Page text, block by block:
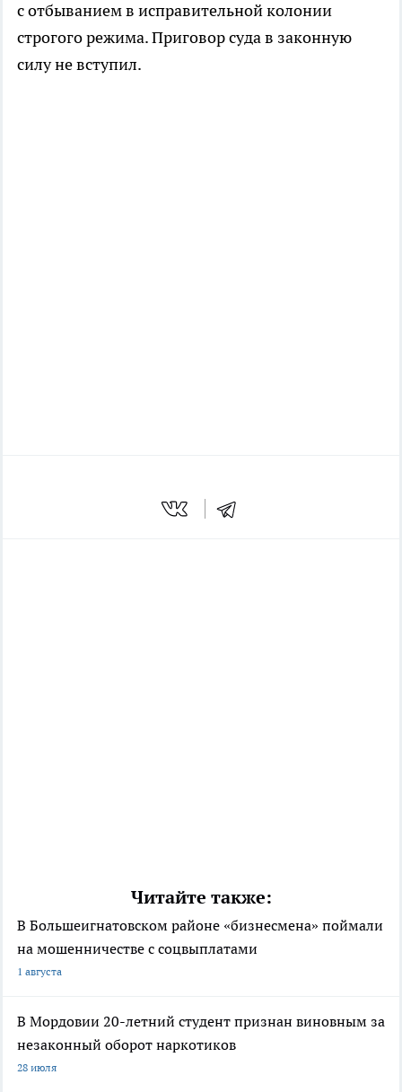
с отбыванием в исправительной колонии
строгого режима. Приговор суда в законную
силу не вступил.
Читайте также:
В Большеигнатовском районе «бизнесмена» поймали
на мошенничестве с соцвыплатами
1 августа
В Мордовии 20-летний студент признан виновным за
незаконный оборот наркотиков
28 июля